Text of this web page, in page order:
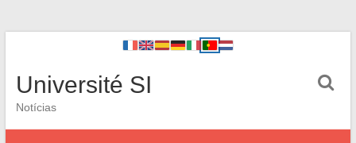
Université SI
Notícias